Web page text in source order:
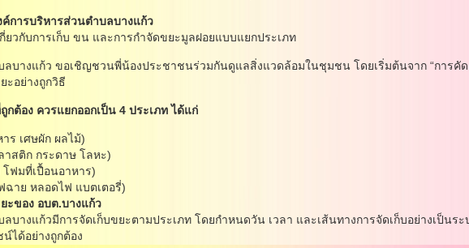
การบริหารส่วนตำบลบางแก้ว
ยวกับการเก็บ ขน และการกำจัดขยะมูลฝอยแบบแยกประเภท
ลบางแก้ว ขอเชิญชวนพี่น้องประชาชนร่วมกันดูแลสิ่งแวดล้อมในชุมชน โดยเริ่มต้นจาก “การคัด
ะอย่างถูกวิธี
กต้อง ควรแยกออกเป็น 4 ประเภท ได้แก่
ร เศษผัก ผลไม้)
สติก กระดาษ โลหะ)
ฟมที่เปื้อนอาหาร)
ฉาย หลอดไฟ แบตเตอรี่)
ะของ อบต.บางแก้ว
บางแก้วมีการจัดเก็บขยะตามประเภท โดยกำหนดวัน เวลา และเส้นทางการจัดเก็บอย่างเป็น
ได้อย่างถูกต้อง